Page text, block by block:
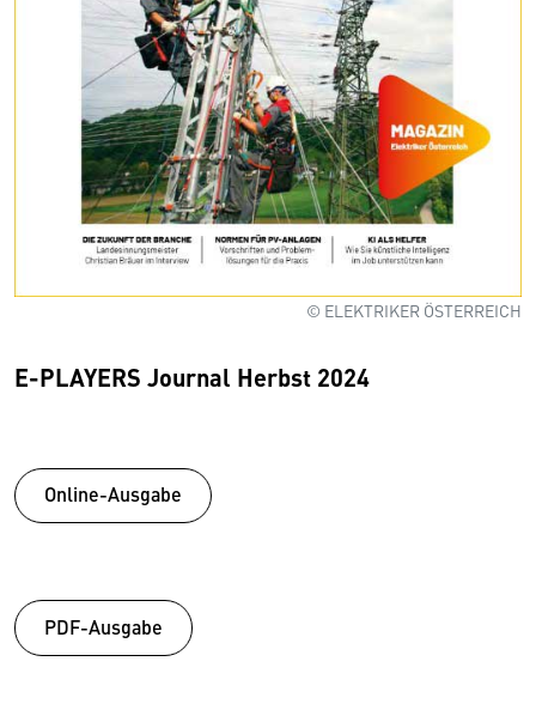
© ELEKTRIKER ÖSTERREICH
E-PLAYERS Journal Herbst 2024
Online-Ausgabe
PDF-Ausgabe